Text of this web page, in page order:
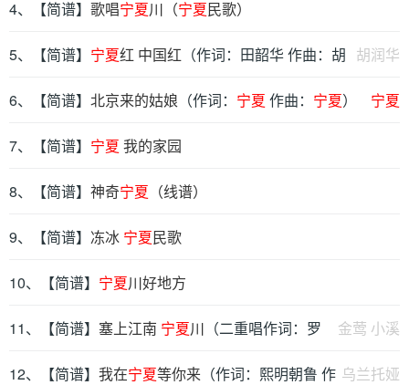
4、【简谱】 歌唱宁夏川（宁夏民歌）
胡润华
5、【简谱】 宁夏红 中国红 （作词：田韶华 作曲：胡
润华） 宁夏
6、【简谱】 北京来的姑娘 （作词： 宁夏 作曲： 宁夏）
7、【简谱】 宁夏 我的家园
8、【简谱】 神奇宁夏 （线谱）
9、【简谱】 冻冰 宁夏民歌
10、【简谱】 宁夏川好地方
金莺 小溪
11、【简谱】 塞上江南 宁夏川 （二重唱作词：罗
鹏 作曲：范援朝） 乌兰托娅
12、【简谱】 我在宁夏等你来 （作词：熙明朝鲁 作